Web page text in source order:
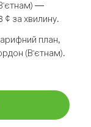
—
¢ за хвилину.
план,
(В'єтнам).